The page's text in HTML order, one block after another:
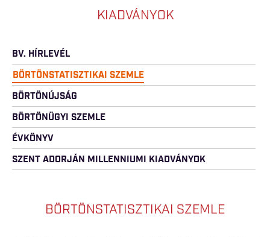
KIADVÁNYOK
BV. HÍRLEVÉL
BÖRTÖNSTATISZTIKAI SZEMLE
BÖRTÖNÚJSÁG
BÖRTÖNÜGYI SZEMLE
ÉVKÖNYV
SZENT ADORJÁN MILLENNIUMI KIADVÁNYOK
BÖRTÖNSTATISZTIKAI SZEMLE